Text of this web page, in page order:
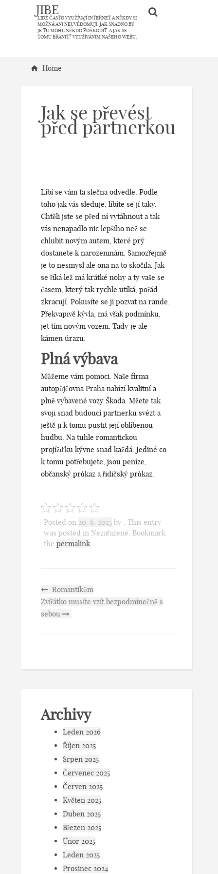
JIBE
LIDÉ ČASTO VYUŽÍVAJÍ INTERNET A NĚKDY SI
MOŽNÁ ANI NEUVĚDOMUJÍ, JAK SNADNO BY
JE TU MOHL NĚKDO POŠKODIT. A JAK SE
TOMU BRÁNIT? VYUŽÍVÁNÍM NAŠEHO WEBU.
Home
Jak se převést
před partnerkou
Líbí se vám ta slečna odvedle. Podle
toho jak vás sleduje, líbíte se jí taky.
Chtěli jste se před ní vytáhnout a tak
vás nenapadlo nic lepšího než se
chlubit novým autem, které prý
dostanete k narozeninám. Samozřejmě
je to nesmysl ale ona na to skočila. Jak
se říká lež má krátké nohy a ty vaše se
časem, který tak rychle utíká, pořád
zkracují. Pokusíte se ji pozvat na rande.
Překvapivě kývla, má však podmínku,
jet tím novým vozem. Tady je ale
kámen úrazu.
Plná výbava
Můžeme vám pomoci. Naše firma
autopůjčovna Praha nabízí kvalitní a
plně vybavené vozy Škoda. Mžete tak
svoji snad budoucí partnerku svézt a
ještě ji k tomu pustit její oblíbenou
hudbu. Na tuhle romantickou
projížďku kývne snad každá. Jediné co
k tomu potřebujete, jsou peníze,
občanský průkaz a řidičský průkaz.
Posted on 20. 6. 2025 by
. This entry
was posted in Nezařazené. Bookmark
the permalink
Romantikům
Zvířátko musíte vzít bezpodmínečně s
sebou
Archivy
Leden 2026
Říjen 2025
Srpen 2025
Červenec 2025
Červen 2025
Květen 2025
Duben 2025
Březen 2025
Únor 2025
Leden 2025
Prosinec 2024